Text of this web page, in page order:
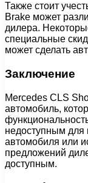
Также стоит
Brake может
дилера.
специальные
может сделать
Заключение
Mercedes CLS
автомобиль,
недоступным для
автомобиля или
предложений
доступным.